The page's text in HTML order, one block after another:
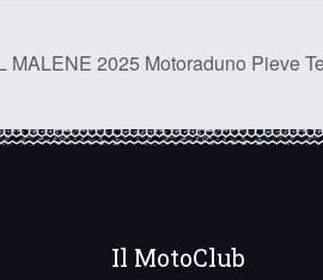
MALENE 2025 Motoraduno Pieve
Il MotoClub